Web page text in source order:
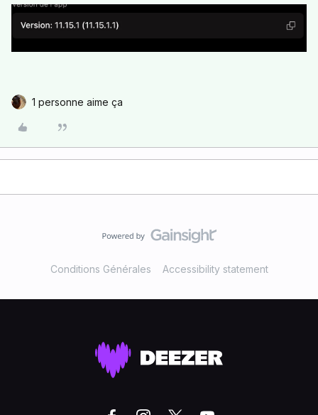
1 personne aime ça
Conditions Générales Accessibility statement